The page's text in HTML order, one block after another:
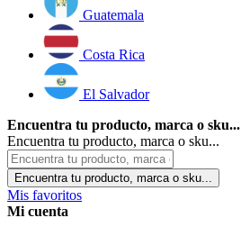
Guatemala
Costa Rica
El Salvador
Encuentra tu producto, marca o sku...
Encuentra tu producto, marca o sku...
Encuentra tu producto, marca o sku...
Mis favoritos
Mi cuenta